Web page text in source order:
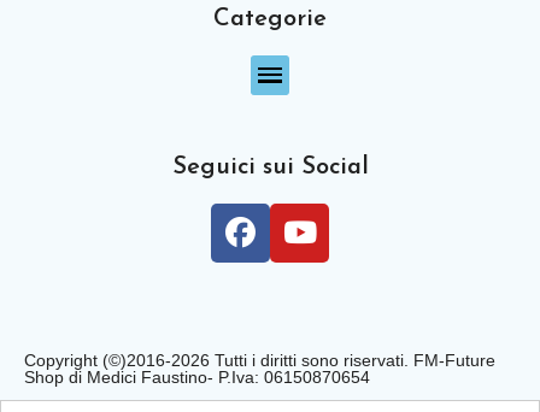
Categorie
Seguici sui Social
Copyright (©)2016-2026 Tutti i diritti sono riservati. FM-Future
Shop di Medici Faustino- P.Iva: 06150870654